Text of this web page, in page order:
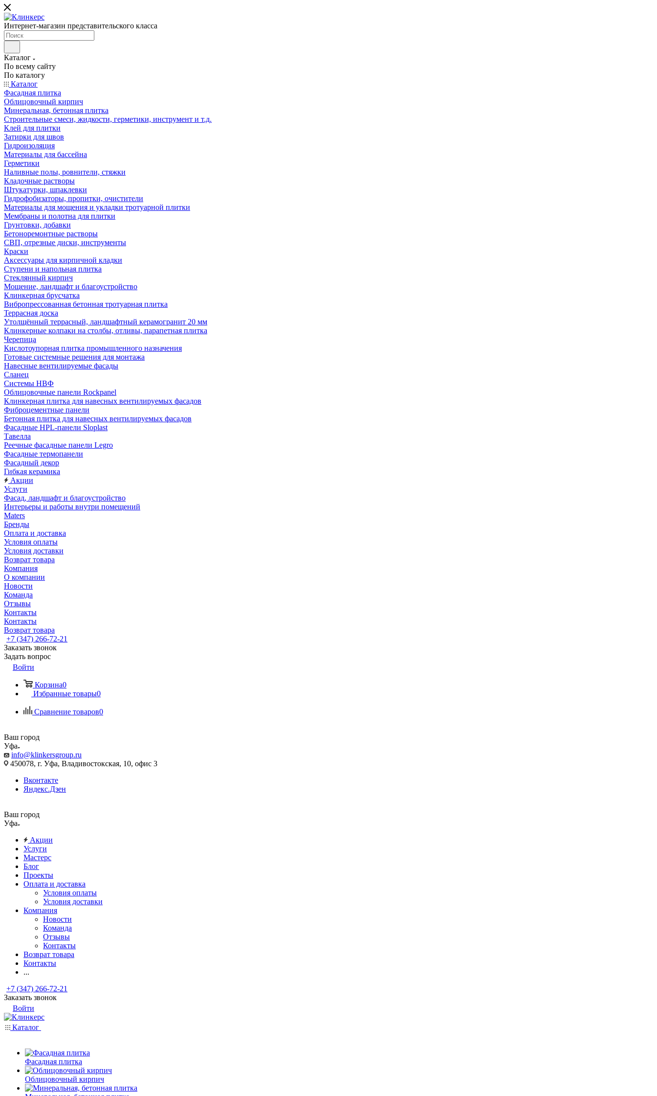
Интернет-магазин представительского класса
Каталог
По всему сайту
По каталогу
Каталог
Фасадная плитка
Облицовочный кирпич
Минеральная, бетонная плитка
Строительные смеси, жидкости, герметики, инструмент и т.д.
Клей для плитки
Затирки для швов
Гидроизоляция
Материалы для бассейна
Герметики
Наливные полы, ровнители, стяжки
Кладочные растворы
Штукатурки, шпаклевки
Гидрофобизаторы, пропитки, очистители
Материалы для мощения и укладки тротуарной плитки
Мембраны и полотна для плитки
Грунтовки, добавки
Бетоноремонтные растворы
СВП, отрезные диски, инструменты
Краски
Аксессуары для кирпичной кладки
Ступени и напольная плитка
Cтеклянный кирпич
Мощение, ландшафт и благоустройство
Клинкерная брусчатка
Вибропрессованная бетонная тротуарная плитка
Террасная доска
Утолщённый террасный, ландшафтный керамогранит 20 мм
Клинкерные колпаки на столбы, отливы, парапетная плитка
Черепица
Кислотоупорная плитка промышленного назначения
Готовые системные решения для монтажа
Навесные вентилируемые фасады
Сланец
Системы НВФ
Облицовочные панели Rockpanel
Клинкерная плитка для навесных вентилируемых фасадов
Фиброцементные панели
Бетонная плитка для навесных вентилируемых фасадов
Фасадные HPL-панели Sloplast
Тавелла
Реечные фасадные панели Legro
Фасадные термопанели
Фасадный декор
Гибкая керамика
Акции
Услуги
Фасад, ландшафт и благоустройство
Интерьеры и работы внутри помещений
Maters
Бренды
Оплата и доставка
Условия оплаты
Условия доставки
Возврат товара
Компания
О компании
Новости
Команда
Отзывы
Контакты
Контакты
Возврат товара
+7 (347) 266-72-21
Заказать звонок
Задать вопрос
Войти
Корзина0
Избранные товары0
Сравнение товаров0
Ваш город
Уфа
info@klinkersgroup.ru
450078, г. Уфа, Владивостокская, 10, офис 3
Вконтакте
Яндекс.Дзен
Ваш город
Уфа
Акции
Услуги
Мастерс
Блог
Проекты
Оплата и доставка
Условия оплаты
Условия доставки
Компания
Новости
Команда
Отзывы
Контакты
Возврат товара
Контакты
...
+7 (347) 266-72-21
Заказать звонок
Войти
Каталог
Фасадная плитка
Облицовочный кирпич